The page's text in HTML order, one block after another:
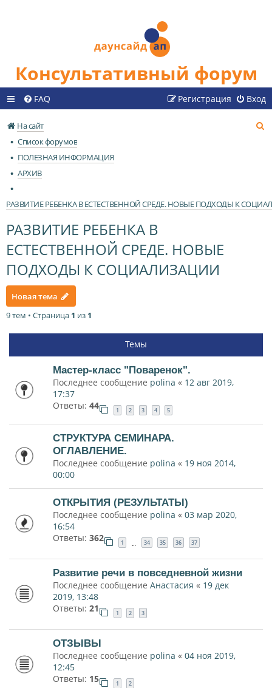
Консультативный форум
FAQ Вход
Регистрация
На сайт
Список форумов
ПОЛЕЗНАЯ ИНФОРМАЦИЯ
АРХИВ
РАЗВИТИЕ РЕБЕНКА В ЕСТЕСТВЕННОЙ СРЕДЕ. НОВЫЕ ПОДХОДЫ К
РАЗВИТИЕ РЕБЕНКА В
ЕСТЕСТВЕННОЙ СРЕДЕ. НОВЫЕ
ПОДХОДЫ К СОЦИАЛИЗАЦИИ
Новая тема
9 тем • Страница 1 из 1
Темы
Мастер-класс "Поваренок".
Последнее сообщение polina « 12 авг 2019,
17:37
Ответы: 44 1 2 3 4 5
СТРУКТУРА СЕМИНАРА.
ОГЛАВЛЕНИЕ.
Последнее сообщение polina « 19 ноя 2014,
00:00
ОТКРЫТИЯ (РЕЗУЛЬТАТЫ)
Последнее сообщение polina « 03 мар 2020,
16:54
Ответы: 362 1 … 34 35 36 37
Развитие речи в повседневной жизни
Последнее сообщение Анастасия « 19 дек
2019, 13:48
Ответы: 21 1 2 3
ОТЗЫВЫ
Последнее сообщение polina « 04 ноя 2019,
12:45
Ответы: 15 1 2